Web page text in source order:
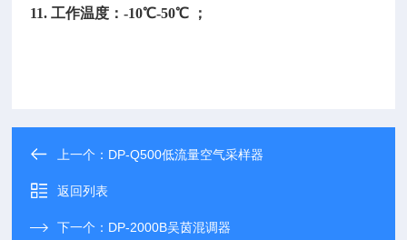
11. 工作温度：-10℃-50℃ ；
上一个： DP-Q500低流量空气采样器
返回列表
下一个： DP-2000B吴茵混调器